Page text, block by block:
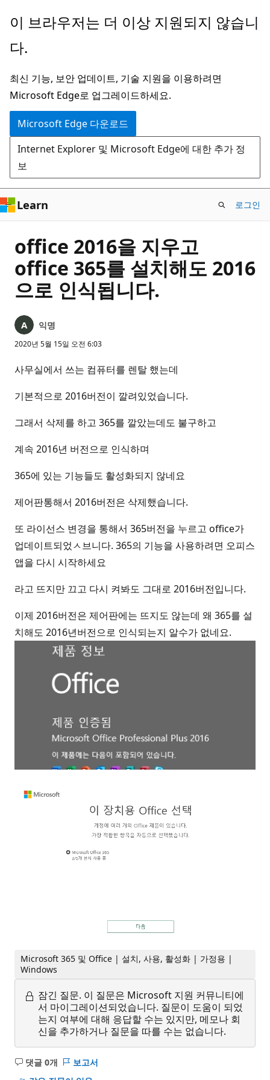
주
콘
츠
로
건
너
뛰
기
이 브라우저는 더 이상 지원되지 않습니
다.
최신 기능, 보안 업데이트, 기술 지원을 이용하려면
Microsoft Edge로 업그레이드하세요.
Microsoft Edge 다운로드
Internet Explorer 및 Microsoft Edge에 대한 추가 정
보
Learn 로그인
office 2016을 지우고
office 365를 설치해도 2016
으로 인식됩니다.
익명
2020년 5월 15일 오전 6:03
사무실에서 쓰는 컴퓨터를 렌탈 했는데
기본적으로 2016버전이 깔려있었습니다.
그래서 삭제를 하고 365를 깔았는데도 불구하고
계속 2016년 버전으로 인식하며
365에 있는 기능들도 활성화되지 않네요
제어판통해서 2016버전은 삭제했습니다.
또 라이선스 변경을 통해서 365버전을 누르고 office가
업데이트되었ㅅ브니다. 365의 기능을 사용하려면 오피스
앱을 다시 시작하세요
라고 뜨지만 끄고 다시 켜봐도 그대로 2016버전입니다.
이제 2016버전은 제어판에는 뜨지도 않는데 왜 365를 설
치해도 2016년버전으로 인식되는지 알수가 없네요.
Microsoft 365 및 Office | 설치, 사용, 활성화 | 가정용 |
Windows
잠긴 질문. 이 질문은 Microsoft 지원 커뮤니티에
서 마이그레이션되었습니다. 질문이 도움이 되었
는지 여부에 대해 응답할 수는 있지만, 메모나 회
신을 추가하거나 질문을 따를 수는 없습니다.
댓글 0개
설
보고서